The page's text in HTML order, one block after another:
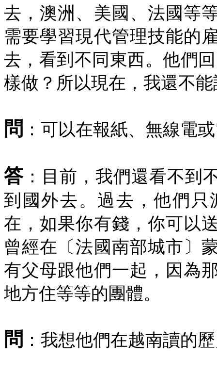
去，澳洲、美國、法國等
需要學習現代管理技能的
去，看到不同東西。他們
樣做？所以現在，我還不
問 ：可以在報紙、無線電
答：目前，我們還看不到
到國外去。過去，他們
在，如果你有錢，你可以
曾經在〔法國南部城市〕
有父母跟他們一起，因為
地方住等等的團體。
問 ：我想他們在越南讀的